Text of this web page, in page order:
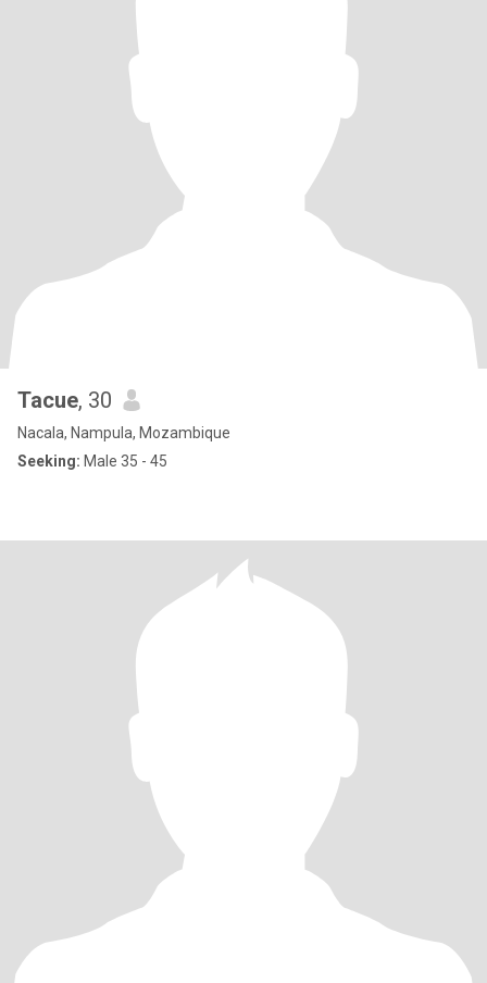
Tacue, 30
Nacala, Nampula, Mozambique
Seeking: Male 35 - 45